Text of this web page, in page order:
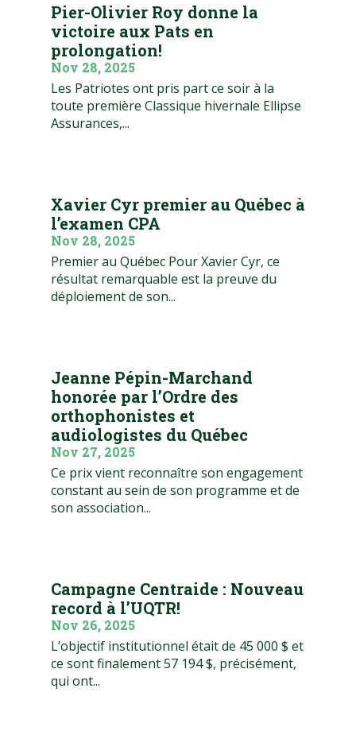
Pier-Olivier Roy donne la
victoire aux Pats en
prolongation!
Nov 28, 2025
Les Patriotes ont pris part ce soir à la
toute première Classique hivernale Ellipse
Assurances,...
Xavier Cyr premier au Québec à
l’examen CPA
Nov 28, 2025
Premier au Québec Pour Xavier Cyr, ce
résultat remarquable est la preuve du
déploiement de son...
Jeanne Pépin-Marchand
honorée par l’Ordre des
orthophonistes et
audiologistes du Québec
Nov 27, 2025
Ce prix vient reconnaître son engagement
constant au sein de son programme et de
son association...
Campagne Centraide : Nouveau
record à l’UQTR!
Nov 26, 2025
L’objectif institutionnel était de 45 000 $ et
ce sont finalement 57 194 $, précisément,
qui ont...